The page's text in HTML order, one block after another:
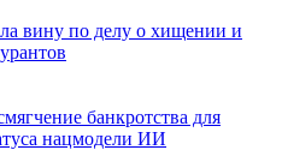
вину по делу о хищении и
банкротства для
нацмодели ИИ